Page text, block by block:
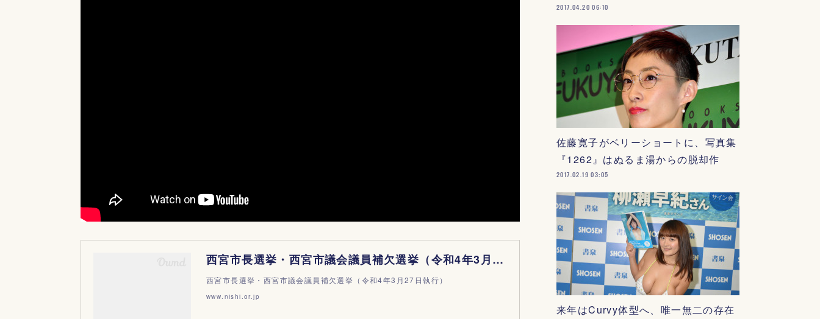
西宮市長選挙・西宮市議会議員補欠選挙（令和4年3月27日執行）｜西宮市ホームページ
西宮市長選挙・西宮市議会議員補欠選挙（令和4年3月27日執行）
www.nishi.or.jp
2017.04.20 06:10
佐藤寛子がベリーショートに、写真集
『1262』はぬるま湯からの脱却作
2017.02.19 03:05
来年はCurvy体型へ、唯一無二の存在